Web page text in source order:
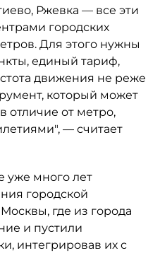
Ржевка — все эти
городских
Для этого нужны
единый тариф,
движения не реже
который может
отличие от метро,
— считает
уже много лет
городской
где из города
и пустили
интегрировав их с